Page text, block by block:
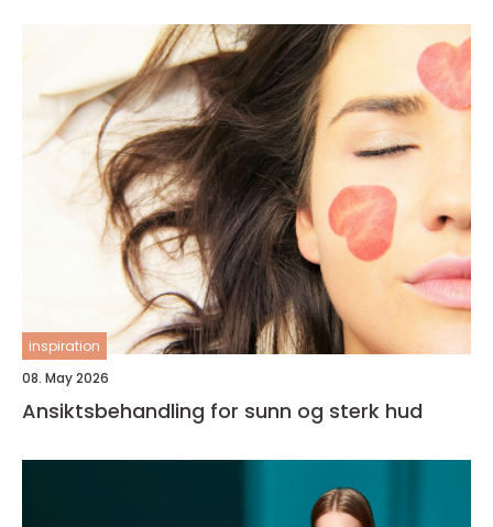
inspiration
08. May 2026
Ansiktsbehandling for sunn og sterk hud